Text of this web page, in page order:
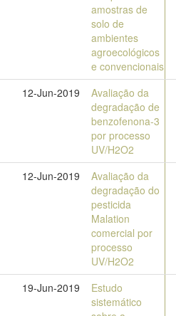
amostras de
solo de
ambientes
agroecológicos
e convencionais
12-Jun-2019
Avaliação da
degradação de
benzofenona-3
por processo
UV/H2O2
12-Jun-2019
Avaliação da
degradação do
pesticida
Malation
comercial por
processo
UV/H2O2
19-Jun-2019
Estudo
sistemático